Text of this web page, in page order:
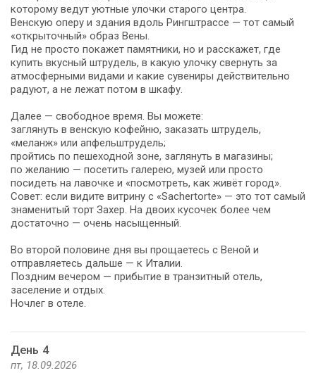
которому ведут уютные улочки старого центра.
Венскую оперу и здания вдоль Рингштрассе — тот самый
«открыточный» образ Вены.
Гид не просто покажет памятники, но и расскажет, где
купить вкусный штрудель, в какую улочку свернуть за
атмосферными видами и какие сувениры действительно
радуют, а не лежат потом в шкафу.
Далее — свободное время. Вы можете:
заглянуть в венскую кофейню, заказать штрудель,
«меланж» или апфельштрудель;
пройтись по пешеходной зоне, заглянуть в магазины;
по желанию — посетить галерею, музей или просто
посидеть на лавочке и «посмотреть, как живёт город».
Совет: если видите витрину с «Sachertorte» — это тот самый
знаменитый торт Захер. На двоих кусочек более чем
достаточно — очень насыщенный.
Во второй половине дня вы прощаетесь с Веной и
отправляетесь дальше — к Италии.
Поздним вечером — прибытие в транзитный отель,
заселение и отдых.
Ночлег в отеле.
День 4
пт, 18.09.2026